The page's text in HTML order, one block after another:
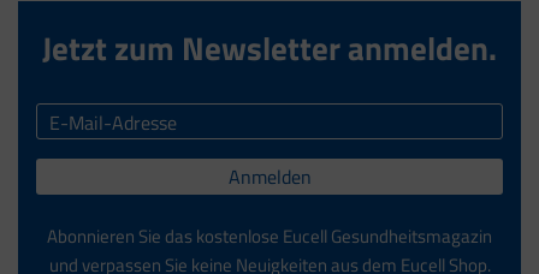
Jetzt zum Newsletter anmelden.
Anmelden
Abonnieren Sie das kostenlose Eucell Gesundheitsmagazin
und verpassen Sie keine Neuigkeiten aus dem Eucell Shop.